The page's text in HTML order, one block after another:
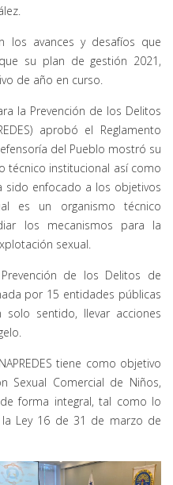
los avances y desafíos que
su plan de gestión 2021,
de año en curso.
la Prevención de los Delitos
aprobó el Reglamento
del Pueblo mostró su
técnico institucional así como
sido enfocado a los objetivos
es un organismo técnico
los mecanismos para la
sexual.
de los Delitos de
por 15 entidades públicas
sentido, llevar acciones
tiene como objetivo
Sexual Comercial de Niños,
de forma integral, tal como lo
Ley 16 de 31 de marzo de